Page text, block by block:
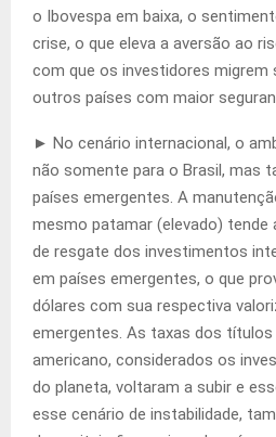
o Ibovespa em baixa, o
crise, o que eleva a aversão ao
com que os investidores
outros países com maior
► No cenário internacional, o
não somente para o Brasil, mas
países emergentes. A
mesmo patamar (elevado) tende
de resgate dos investimentos
em países emergentes, o que
dólares com sua respectiva
emergentes. As taxas dos
americano, considerados os
do planeta, voltaram a subir e
esse cenário de instabilidade,